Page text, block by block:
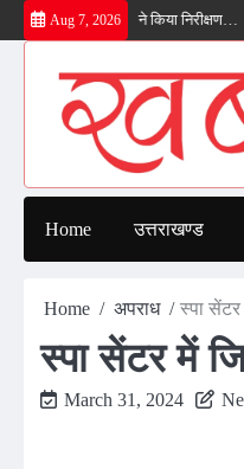
Skip
to
Aug 7, 2026
का डीएम ने किया निरीक्षण… एसआईआर
Home उत्तराखण्ड
Home अपराध स्पा
स्पा सेंटर में
March 31, 2024